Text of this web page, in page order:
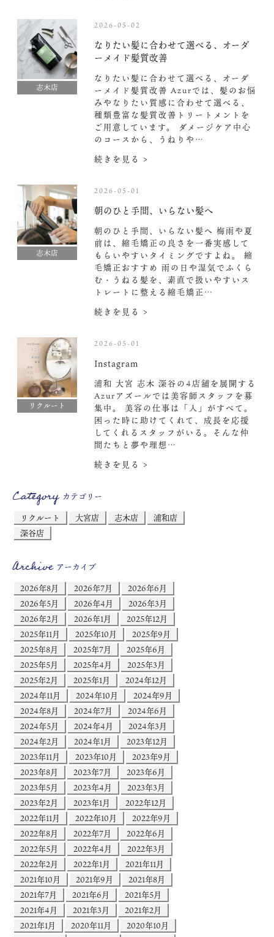
志木店
2026-05-02
なりたい髪に合わせて選べる、オーダ
ーメイド髪質改善
なりたい髪に合わせて選べる、オーダ
ーメイド髪質改善 Azurでは、髪のお悩
みやなりたい質感に合わせて選べる、
種類豊富な髪質改善トリートメントを
ご用意しています。 ダメージケア中心
のコースから、うねりや…
続きを見る >
志木店
2026-05-01
朝のひと手間、いらない髪へ
朝のひと手間、いらない髪へ 梅雨や夏
前は、縮毛矯正の良さを一番実感して
もらいやすいタイミングですよね。 縮
毛矯正おすすめ 雨の日や湿気でふくら
む・うねる髪を、素直で扱いやすいス
トレートに整える縮毛矯正…
続きを見る >
リクルート
2026-05-01
Instagram
浦和 大宮 志木 深谷の4店舗を展開する
Azurアズールでは美容師スタッフを募
集中。 美容の仕事は「人」がすべて。
困った時に助けてくれて、成長を応援
してくれるスタッフがいる。そんな仲
間たちと夢や理想…
続きを見る >
Categoryカテゴリー
リクルート
大宮店 志木店
浦和店
深谷店
Archiveアーカイブ
2026年8月
2026年7月
2026年6月
2026年5月
2026年4月
2026年3月
2026年2月
2026年1月
2025年12月
2025年11月
2025年10月
2025年9月
2025年8月
2025年7月
2025年6月
2025年5月
2025年4月
2025年3月
2025年2月
2025年1月
2024年12月
2024年11月
2024年10月
2024年9月
2024年8月
2024年7月
2024年6月
2024年5月
2024年4月
2024年3月
2024年2月
2024年1月
2023年12月
2023年11月
2023年10月
2023年9月
2023年8月
2023年7月
2023年6月
2023年5月
2023年4月
2023年3月
2023年2月
2023年1月
2022年12月
2022年11月
2022年10月
2022年9月
2022年8月
2022年7月
2022年6月
2022年5月
2022年4月
2022年3月
2022年2月
2022年1月
2021年11月
2021年10月
2021年9月
2021年8月
2021年7月
2021年6月
2021年5月
2021年4月
2021年3月
2021年2月
2021年1月
2020年11月
2020年10月